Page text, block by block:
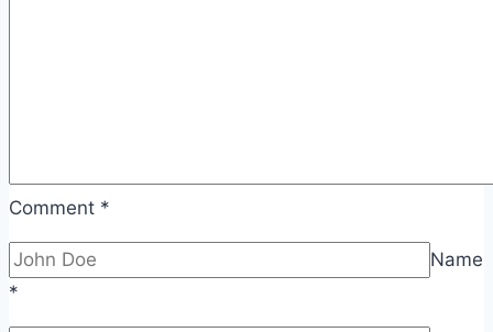
Comment *
Name
*